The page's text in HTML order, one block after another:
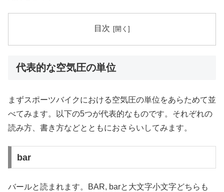
目次
代表的な空気圧の単位
まずスポーツバイクにおける空気圧の単位をあらためて並
べてみます。以下の5つが代表的なものです。それぞれの
読み方、書き方などとともにおさらいしてみます。
bar
バールと読まれます。BAR, barと大文字小文字どちらも